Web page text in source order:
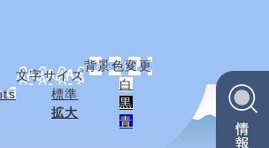
文字サイズ
標準
拡大
背景色変更
白
黒
青